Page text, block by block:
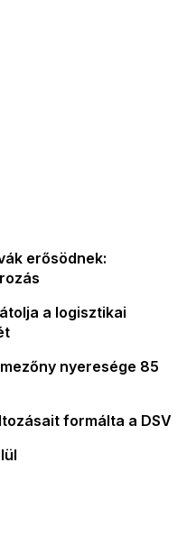
erősödnek:
a logisztikai
nyeresége 85
formálta a DSV